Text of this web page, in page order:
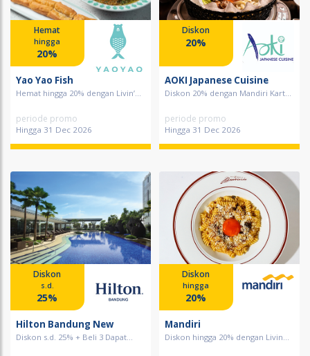
Hemat
hingga
20%
Yao Yao Fish
Hemat hingga 20% dengan Livin’...
periode promo
Hingga 31 Dec 2026
Diskon
20%
AOKI Japanese Cuisine
Diskon 20% dengan Mandiri Kart...
periode promo
Hingga 31 Dec 2026
Diskon
s.d.
25%
Hilton Bandung New
Diskon s.d. 25% + Beli 3 Dapat...
Diskon
hingga
20%
Mandiri
Diskon hingga 20% dengan Livin...